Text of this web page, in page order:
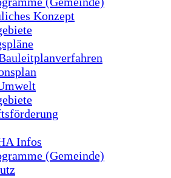
Konzept
Infos
(Gemeinde)